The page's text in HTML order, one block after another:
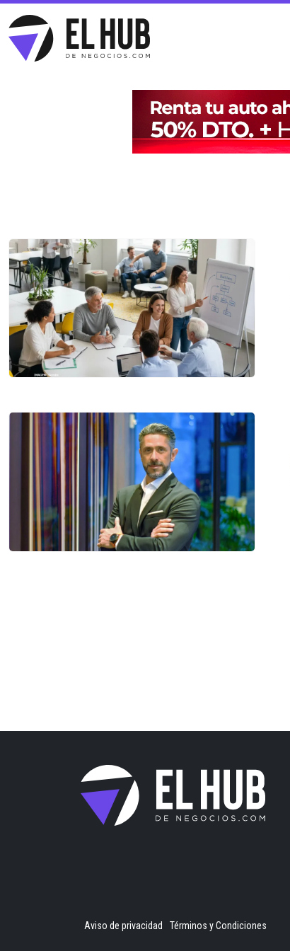
Aviso de privacidad Términos y Condiciones